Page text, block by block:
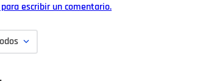
escribir un comentario.